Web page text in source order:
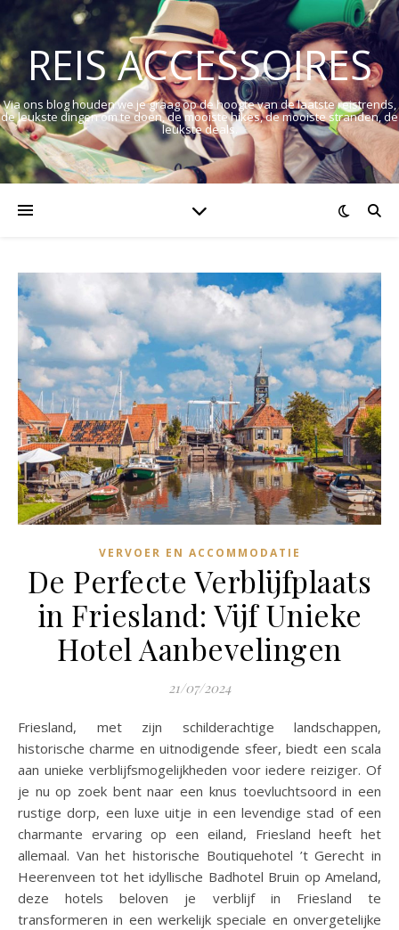
REIS ACCESSOIRES
Via ons blog houden we je graag op de hoogte van de laatste reistrends,
de leukste dingen om te doen, de mooiste hikes, de mooiste stranden, de
leukste deals.
VERVOER EN ACCOMMODATIE
De Perfecte Verblijfplaats
in Friesland: Vijf Unieke
Hotel Aanbevelingen
21/07/2024
Friesland, met zijn schilderachtige landschappen,
historische charme en uitnodigende sfeer, biedt een scala
aan unieke verblijfsmogelijkheden voor iedere reiziger. Of
je nu op zoek bent naar een knus toevluchtsoord in een
rustige dorp, een luxe uitje in een levendige stad of een
charmante ervaring op een eiland, Friesland heeft het
allemaal. Van het historische Boutiquehotel ’t Gerecht in
Heerenveen tot het idyllische Badhotel Bruin op Ameland,
deze hotels beloven je verblijf in Friesland te
transformeren in een werkelijk speciale en onvergetelijke